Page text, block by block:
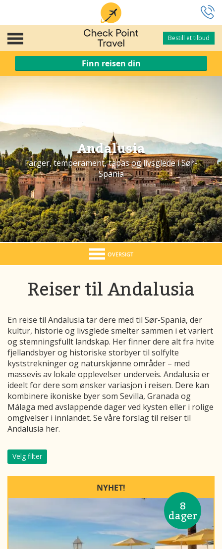
Bestill et tilbud
Bestill et tilbud
Finn reisen din
Andalusia
Farger, temperament, tapas og livsglede i Sør-
Spania
OVERSIGT
Reiser til Andalusia
En reise til Andalusia tar dere med til Sør-Spania, der
kultur, historie og livsglede smelter sammen i et variert
og stemningsfullt landskap. Her finner dere alt fra hvite
fjellandsbyer og historiske storbyer til solfylte
kyststrekninger og naturskjønne områder – med
massevis av lokale opplevelser underveis. Andalusia er
ideelt for dere som ønsker variasjon i reisen. Dere kan
kombinere ikoniske byer som Sevilla, Granada og
Málaga med avslappende dager ved kysten eller i rolige
omgivelser i innlandet. Se våre forslag til reiser til
Andalusia her.
Velg filter
8
dager
NYHET!